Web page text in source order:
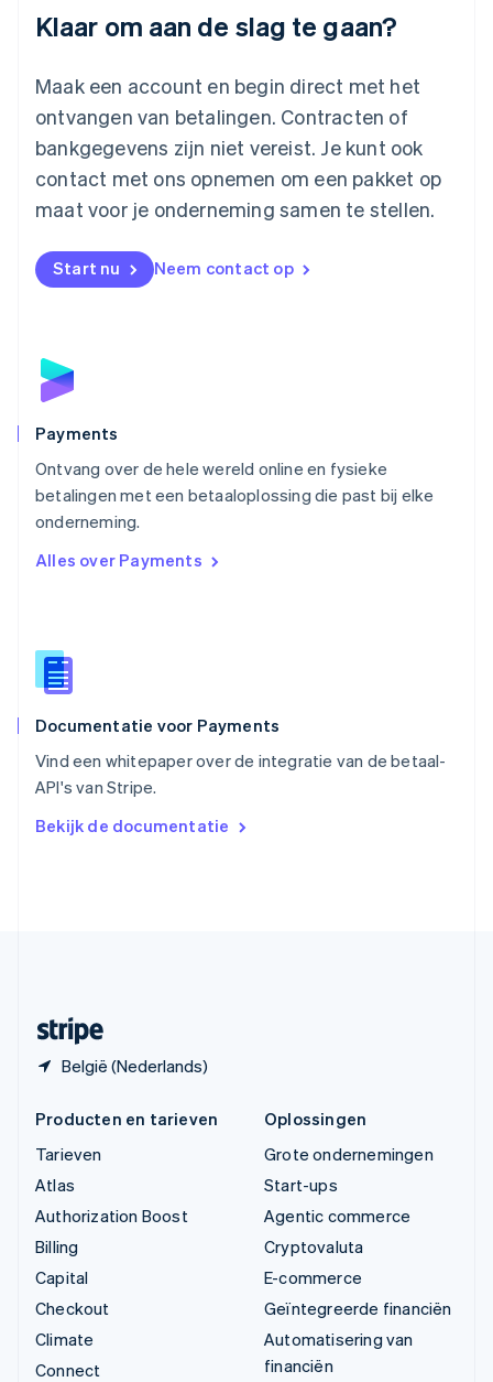
Klaar om aan de slag te gaan?
Maak een account en begin direct met het
ontvangen van betalingen. Contracten of
bankgegevens zijn niet vereist. Je kunt ook
contact met ons opnemen om een pakket op
maat voor je onderneming samen te stellen.
Start nu Neem contact op
Payments
Ontvang over de hele wereld online en fysieke
betalingen met een betaaloplossing die past bij elke
onderneming.
Alles over Payments
Documentatie voor Payments
Vind een whitepaper over de integratie van de betaal-
API's van Stripe.
Bekijk de documentatie
België (Nederlands)
FrançaisDeutschEnglish
English
Malta
English
Mexico
Nederland
NederlandsEnglish
English
Noorwegen
Polen
English
Português
English
Singapore
English简体中文
EnglishItaliano
Español
Thailand
Tsjechië
Vasteland van China
简体中文English
English
Producten en tarieven
Tarieven
Atlas
Authorization Boost
Billing
Capital
Checkout
Climate
Connect
Oplossingen
Grote ondernemingen
Start-ups
Agentic commerce
Cryptovaluta
E-commerce
Geïntegreerde financiën
Automatisering van
financiën